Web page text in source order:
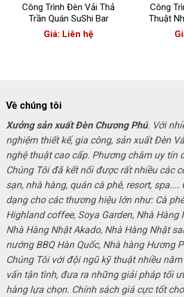
Công Trình Đèn Vải Thả
Trần Quán SuShi Bar
Giá: Liên hệ
Công
Thuật
Về chúng tôi
Xưởng sản xuất Đèn Chương Phú. Với
nghiệm thiết kế, gia công, sản xuất Đèn
nghệ thuật cao cấp. Phương châm uy tín
Chúng Tôi đã kết nối được rất nhiều các
sạn, nhà hàng, quán cà phê, resort,
dạng cho các thương hiệu lớn như: Cà
Highland coffee, Soya Garden, Nhà Hàng
Nhà Hàng Nhật Akado, Nhà Hàng Nhật
nướng BBQ Hàn Quốc, Nhà hàng Hương
Chúng Tôi với đội ngũ kỹ thuật nhiều
vấn tận tình, đưa ra những giải pháp tối
hàng lựa chọn. Chính sách giá cực tốt